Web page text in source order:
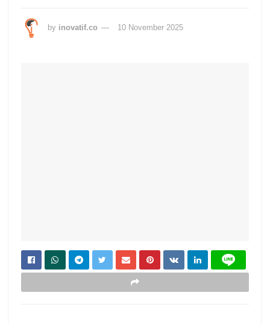
by inovatif.co 10 November 2025